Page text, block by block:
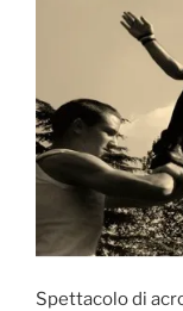
Spettacolo di